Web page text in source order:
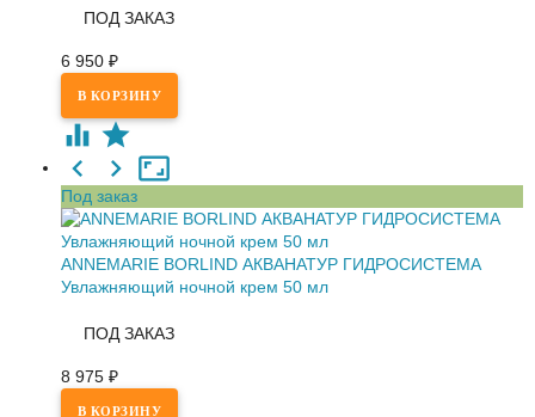
ПОД ЗАКАЗ
6 950 ₽
Под заказ
ANNEMARIE BORLIND АКВАНАТУР ГИДРОСИСТЕМА
Увлажняющий ночной крем 50 мл
ПОД ЗАКАЗ
8 975 ₽